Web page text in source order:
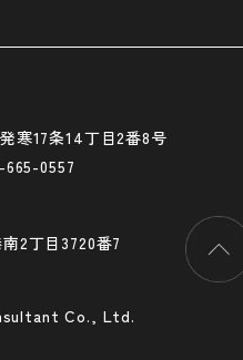
寒17条14丁目2番8号
0557
2丁目3720番7
Co., Ltd.